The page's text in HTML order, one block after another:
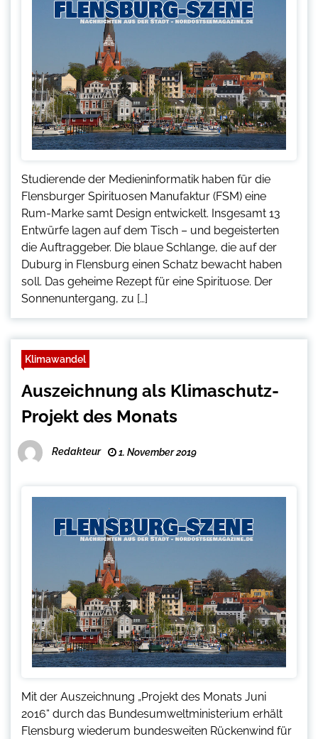
Studierende der Medieninformatik haben für die
Flensburger Spirituosen Manufaktur (FSM) eine
Rum-Marke samt Design entwickelt. Insgesamt 13
Entwürfe lagen auf dem Tisch – und begeisterten
die Auftraggeber. Die blaue Schlange, die auf der
Duburg in Flensburg einen Schatz bewacht haben
soll. Das geheime Rezept für eine Spirituose. Der
Sonnenuntergang, zu […]
Klimawandel
Auszeichnung als Klimaschutz-
Projekt des Monats
Redakteur 1. November 2019
Mit der Auszeichnung „Projekt des Monats Juni
2016“ durch das Bundesumweltministerium erhält
Flensburg wiederum bundesweiten Rückenwind für